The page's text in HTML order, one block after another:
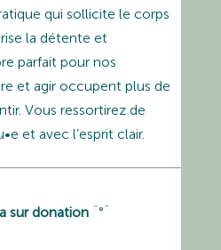
qui sollicite le corps
la détente et
parfait pour nos
et agir occupent plus de
Vous ressortirez de
et avec l’esprit clair.
sur donation¨°¨